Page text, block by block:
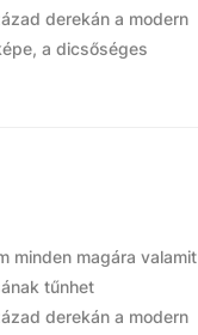
derekán a modern
a dicsőséges
minden magára valamit
tűnhet
derekán a modern